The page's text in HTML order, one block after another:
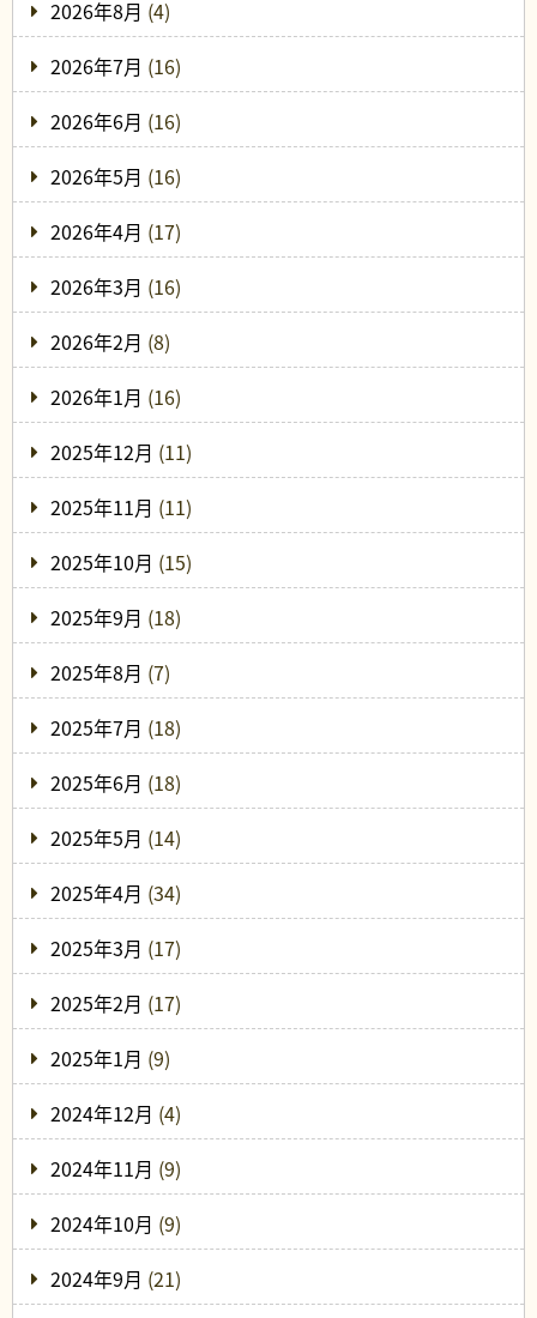
2026年8月 (4)
2026年7月 (16)
2026年6月 (16)
2026年5月 (16)
2026年4月 (17)
2026年3月 (16)
2026年2月 (8)
2026年1月 (16)
2025年12月 (11)
2025年11月 (11)
2025年10月 (15)
2025年9月 (18)
2025年8月 (7)
2025年7月 (18)
2025年6月 (18)
2025年5月 (14)
2025年4月 (34)
2025年3月 (17)
2025年2月 (17)
2025年1月 (9)
2024年12月 (4)
2024年11月 (9)
2024年10月 (9)
2024年9月 (21)